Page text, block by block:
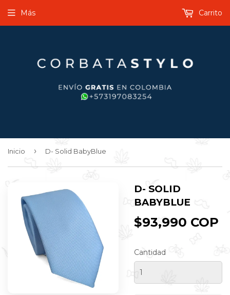
Más Carrito
Inicio › D- Solid BabyBlue
D- SOLID
BABYBLUE
$93,990 COP
Cantidad